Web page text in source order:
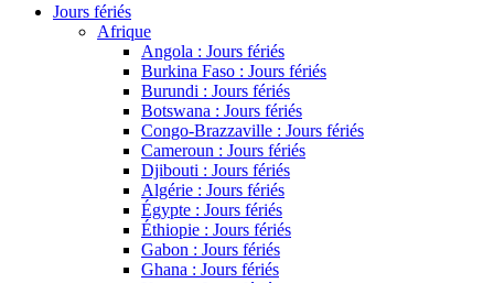
Jours fériés
Afrique
Angola : Jours fériés
Burkina Faso : Jours fériés
Burundi : Jours fériés
Botswana : Jours fériés
Congo-Brazzaville : Jours fériés
Cameroun : Jours fériés
Djibouti : Jours fériés
Algérie : Jours fériés
Égypte : Jours fériés
Éthiopie : Jours fériés
Gabon : Jours fériés
Ghana : Jours fériés